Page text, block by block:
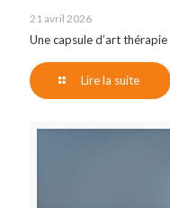
21 avril 2026
Une capsule d’art
Lire la suite